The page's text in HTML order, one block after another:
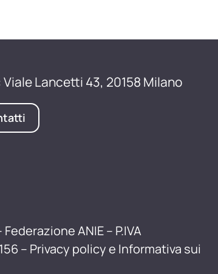
Viale Lancetti 43, 20158 Milano
ANIE – P.IVA
– Privacy policy e Informativa sui